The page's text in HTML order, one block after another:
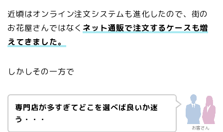
近頃はオンライン注文システムも進化したので、街の
お花屋さんではなく ネット通販で注文するケースも増
えてきました。
しかしその一方で
お客さん
専門店が多すぎてどこを選べば良いか迷
う・・・